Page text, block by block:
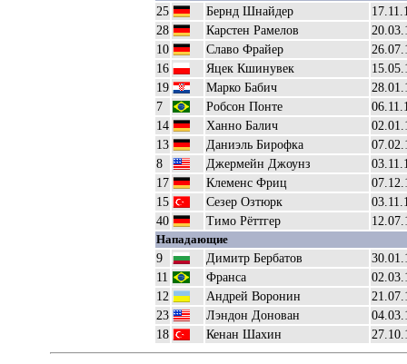
25 Бернд Шнайдер
28
Карстен Рамелов
10
Славо Фрайер
16
Яцек Кшинувек
19
Марко Бабич
7
Робсон Понте
14
Ханно Балич
13
Даниэль Бирофка
8
Джермейн Джоунз
17
Клеменс Фриц
15
Сезер Озтюрк
40
Тимо Рёттгер
Нападающие
9 Димитр Бербатов
11
Франса
12
Андрей Воронин
23
Лэндон Донован
18
Кенан Шахин